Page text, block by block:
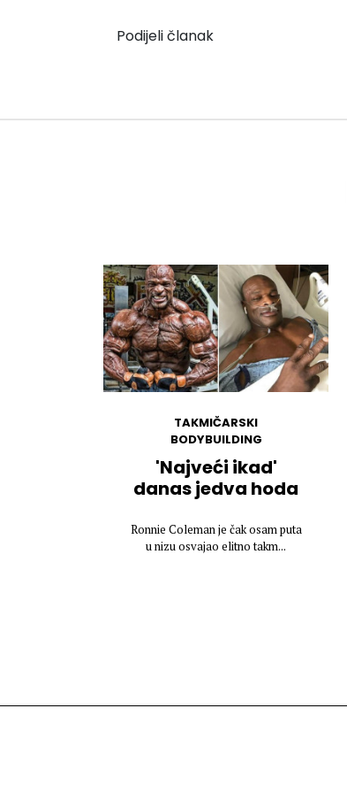
Podijeli članak
TAKMIČARSKI
BODYBUILDING
'Najveći ikad'
danas jedva hoda
Ronnie Coleman je čak osam puta
u nizu osvajao elitno takm...